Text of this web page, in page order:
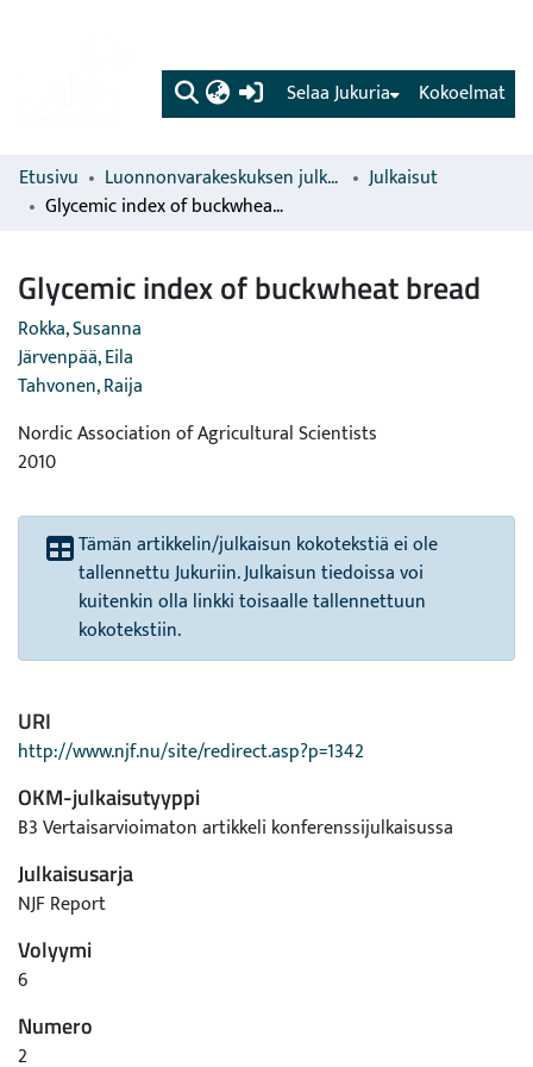
(current) Kokoelmat
Selaa Jukuria
Etusivu Luonnonvarakeskuksen julkaisut
Julkaisut
Glycemic index of buckwheat bread
Glycemic index of buckwheat bread
Rokka, Susanna
Järvenpää, Eila
Tahvonen, Raija
Nordic Association of Agricultural Scientists
2010
Tämän artikkelin/julkaisun kokotekstiä ei ole
tallennettu Jukuriin. Julkaisun tiedoissa voi
kuitenkin olla linkki toisaalle tallennettuun
kokotekstiin.
URI
http://www.njf.nu/site/redirect.asp?p=1342
OKM-julkaisutyyppi
B3 Vertaisarvioimaton artikkeli konferenssijulkaisussa
Julkaisusarja
NJF Report
Volyymi
6
Numero
2